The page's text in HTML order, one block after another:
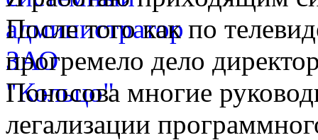
После того как по
прогремело дело
Поносова многие
легализации